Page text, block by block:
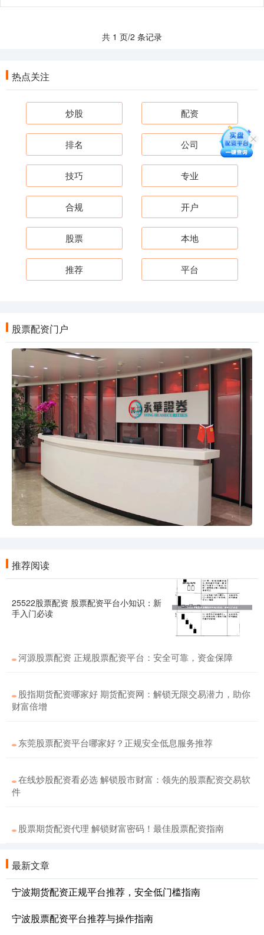
共 1 页/2 条记录
热点关注
炒股 配资
排名 公司
技巧 专业
合规 开户
股票 本地
推荐 平台
股票配资门户
推荐阅读
25522股票配资 股票配资平台小知识：新
手入门必读
河源股票配资 正规股票配资平台：安全可靠，资金保障
股指期货配资哪家好 期货配资网：解锁无限交易潜力，助你
财富倍增
东莞股票配资平台哪家好？正规安全低息服务推荐
在线炒股配资看必选 解锁股市财富：领先的股票配资交易软
件
股票期货配资代理 解锁财富密码！最佳股票配资指南
最新文章
宁波期货配资正规平台推荐，安全低门槛指南
宁波股票配资平台推荐与操作指南